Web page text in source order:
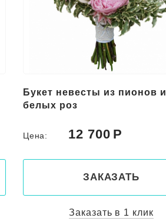
Букет невесты из пионов и
белых роз
Цена: 12 700
ЗАКАЗАТЬ
Заказать в 1 клик